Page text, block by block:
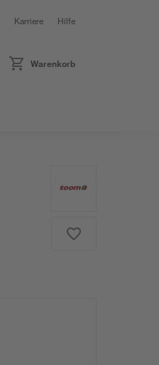
Karriere Hilfe
Warenkorb